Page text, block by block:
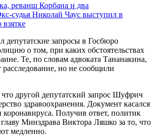
реванш Корбана и два
судья Николай Чаус выступил в
взятке
депутатские запросы в Госбюро
о том, при каких обстоятельствах
Те, по словам адвоката Тананакина,
расследование, но не сообщили
что другой депутатский запрос Шуфрич
здравоохранения. Документ касался
Получив ответ, политик
Минздрава Виктора Ляшко за то, что
медленно.